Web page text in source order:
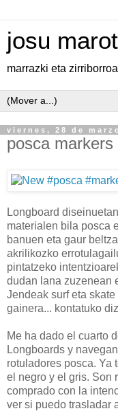
josu
marrazki eta
viernes, 28 de
posca markers
Longboard
materialen bila posca
banuen eta gaur
akrilikozko
pintatzeko
dudan lana zuzenean
Jendeak surf eta
gainera... kontatuko
Me ha dado el cuarto
Longboards y
rotuladores posca. Ya
el negro y el gris. Son
comprado con la
ver si puedo trasladar